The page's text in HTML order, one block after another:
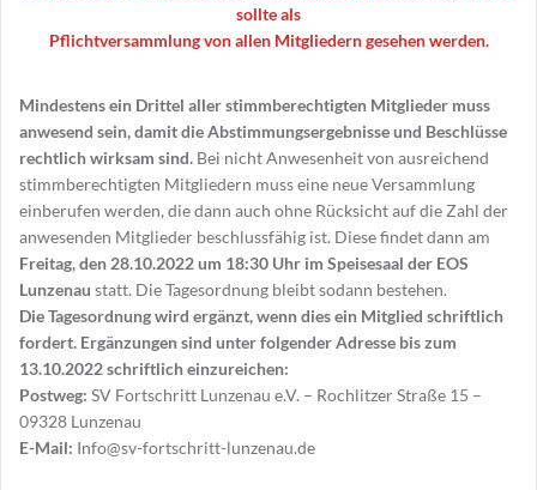
sollte als
Pflichtversammlung von allen Mitgliedern gesehen werden.
Mindestens ein Drittel aller stimmberechtigten Mitglieder muss
anwesend sein, damit die Abstimmungsergebnisse und Beschlüsse
rechtlich wirksam sind. Bei nicht Anwesenheit von ausreichend
stimmberechtigten Mitgliedern muss eine neue Versammlung
einberufen werden, die dann auch ohne Rücksicht auf die Zahl der
anwesenden Mitglieder beschlussfähig ist. Diese findet dann am
Freitag, den 28.10.2022 um 18:30 Uhr im Speisesaal der EOS
Lunzenau statt. Die Tagesordnung bleibt sodann bestehen.
Die Tagesordnung wird ergänzt, wenn dies ein Mitglied schriftlich
fordert. Ergänzungen sind unter folgender Adresse bis zum
13.10.2022 schriftlich einzureichen:
Postweg: SV Fortschritt Lunzenau e.V. – Rochlitzer Straße 15 –
09328 Lunzenau
E-Mail: Info@sv-fortschritt-lunzenau.de